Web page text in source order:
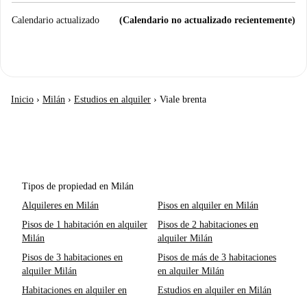
Calendario actualizado (Calendario no actualizado recientemente)
Inicio › Milán › Estudios en alquiler › Viale brenta
Tipos de propiedad en Milán
Alquileres en Milán
Pisos en alquiler en Milán
Pisos de 1 habitación en alquiler
Milán
Pisos de 2 habitaciones en
alquiler Milán
Pisos de 3 habitaciones en
alquiler Milán
Pisos de más de 3 habitaciones
en alquiler Milán
Habitaciones en alquiler en
Estudios en alquiler en Milán